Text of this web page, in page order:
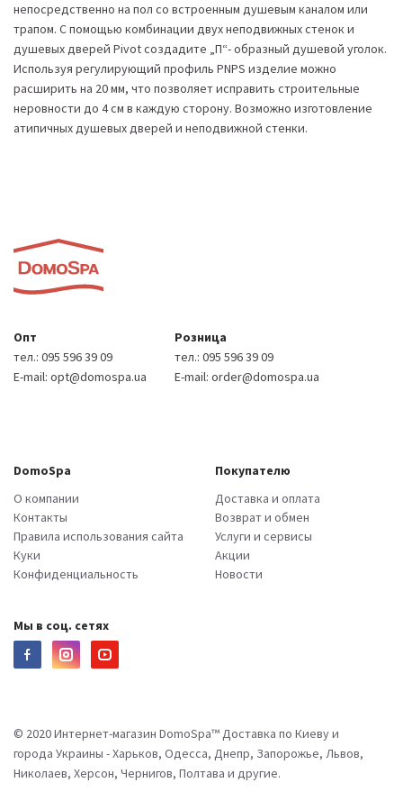
непосредственно на пол со встроенным душевым каналом или
трапом. С помощью комбинации двух неподвижных стенок и
душевых дверей Pivot создадите „П“- образный душевой уголок.
Используя регулирующий профиль PNPS изделие можно
расширить на 20 мм, что позволяет исправить строительные
неровности до 4 см в каждую сторону. Возможно изготовление
атипичных душевых дверей и неподвижной стенки.
Опт
тел.: 095 596 39 09
E-mail: opt@domospa.ua
Розница
тел.: 095 596 39 09
E-mail: order@domospa.ua
DomoSpa
О компании
Контакты
Правила использования сайта
Куки
Конфиденциальность
Покупателю
Доставка и оплата
Возврат и обмен
Услуги и сервисы
Акции
Новости
Мы в соц. сетях
© 2020 Интернет-магазин DomoSpa™ Доставка по Киеву и
города Украины - Харьков, Одесса, Днепр, Запорожье, Львов,
Николаев, Херсон, Чернигов, Полтава и другие.